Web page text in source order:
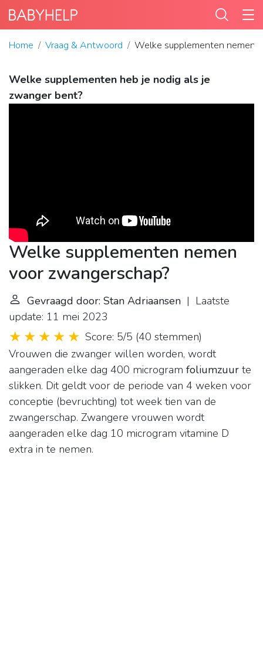
Home Vraag & Antwoord Welke supplementen nemen
Welke supplementen heb je nodig als je
zwanger bent?
Welke supplementen nemen
voor zwangerschap?
Gevraagd door: Stan Adriaansen | Laatste
update: 11 mei 2023
Score: 5/5 (40 stemmen)
Vrouwen die zwanger willen worden, wordt
aangeraden elke dag 400 microgram foliumzuur te
slikken. Dit geldt voor de periode van 4 weken voor
conceptie (bevruchting) tot week tien van de
zwangerschap. Zwangere vrouwen wordt
aangeraden elke dag 10 microgram vitamine D
extra in te nemen.